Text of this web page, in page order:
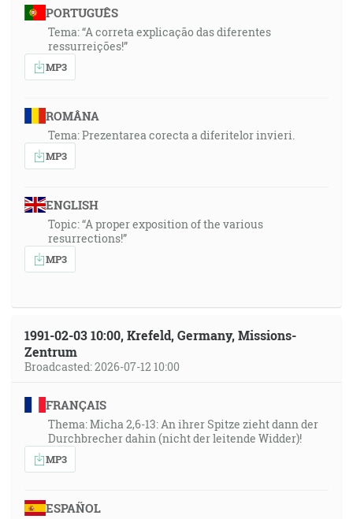
PORTUGUÊS
Tema: “A correta explicação das diferentes
ressurreições!”
MP3
ROMÂNA
Tema: Prezentarea corecta a diferitelor invieri.
MP3
ENGLISH
Topic: “A proper exposition of the various
resurrections!”
MP3
1991-02-03 10:00, Krefeld, Germany, Missions-
Zentrum
Broadcasted: 2026-07-12 10:00
FRANÇAIS
Thema: Micha 2,6-13: An ihrer Spitze zieht dann der
Durchbrecher dahin (nicht der leitende Widder)!
MP3
ESPAÑOL